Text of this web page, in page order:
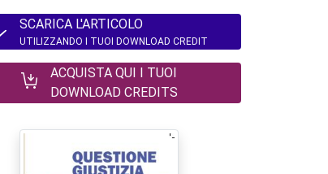
SCARICA L'ARTICOLO
UTILIZZANDO I TUOI DOWNLOAD CREDIT
ACQUISTA QUI I TUOI
DOWNLOAD CREDITS